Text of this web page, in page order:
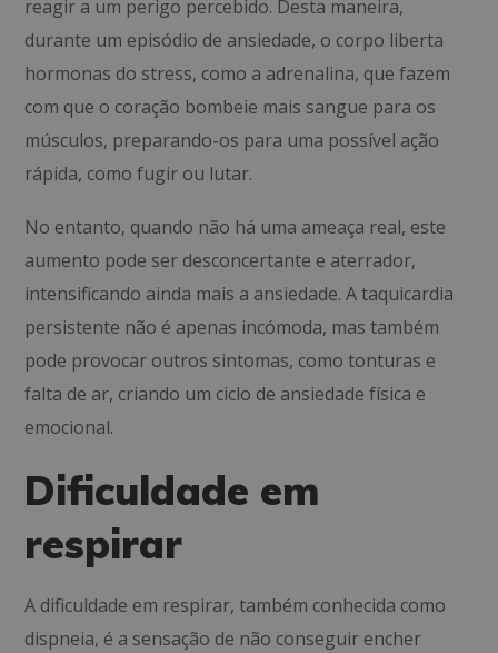
reagir a um perigo percebido. Desta maneira,
durante um episódio de ansiedade, o corpo liberta
hormonas do stress, como a adrenalina, que fazem
com que o coração bombeie mais sangue para os
músculos, preparando-os para uma possível ação
rápida, como fugir ou lutar.
No entanto, quando não há uma ameaça real, este
aumento pode ser desconcertante e aterrador,
intensificando ainda mais a ansiedade. A taquicardia
persistente não é apenas incómoda, mas também
pode provocar outros sintomas, como tonturas e
falta de ar, criando um ciclo de ansiedade física e
emocional.
Dificuldade em
respirar
A dificuldade em respirar, também conhecida como
dispneia, é a sensação de não conseguir encher